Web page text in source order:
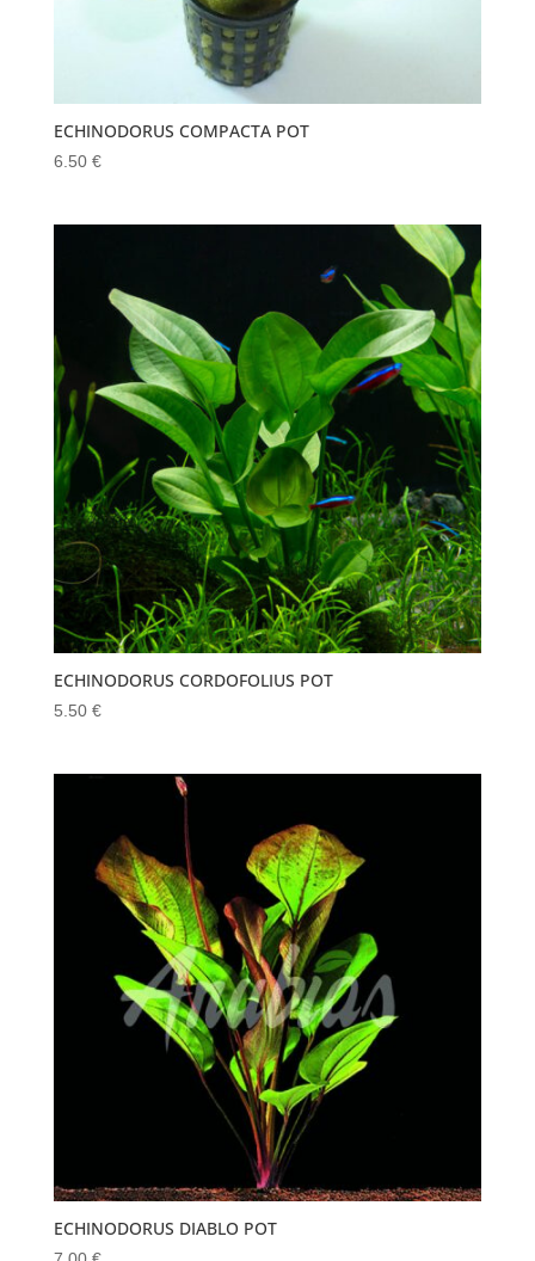
ECHINODORUS COMPACTA POT
6.50 €
ECHINODORUS CORDOFOLIUS POT
5.50 €
ECHINODORUS DIABLO POT